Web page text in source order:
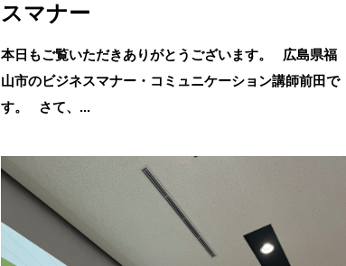
スマナー
本日もご覧いただきありがとうございます。 広島県福
山市のビジネスマナー・コミュニケーション講師前田で
す。 さて、...